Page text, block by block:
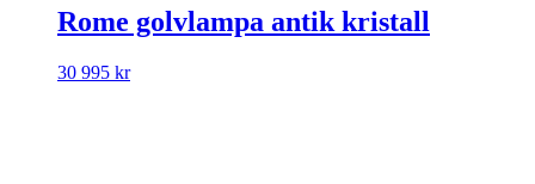
Rome golvlampa antik kristall
30 995 kr